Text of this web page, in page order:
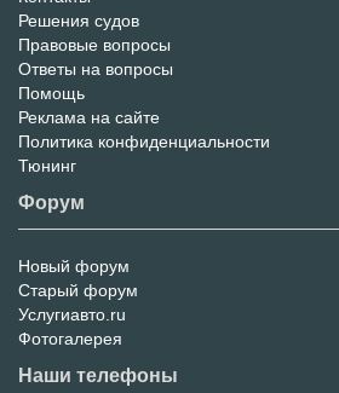
Решения судов
Правовые вопросы
Ответы на вопросы
Помощь
Реклама на сайте
Политика конфиденциальности
Тюнинг
Форум
Форум
Новый форум
Старый форум
Услугиавто.ru
Фотогалерея
Наши телефоны